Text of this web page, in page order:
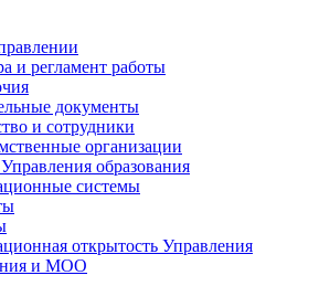
и регламент работы
документы
и сотрудники
организации
образования
системы
открытость Управления
и МОО